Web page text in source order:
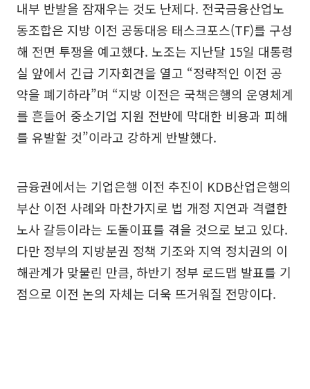
내부 반발을 잠재우는 것도 난제다. 전국금융산업노
동조합은 지방 이전 공동대응 태스크포스(TF)를 구성
해 전면 투쟁을 예고했다. 노조는 지난달 15일 대통령
실 앞에서 긴급 기자회견을 열고 “정략적인 이전 공
약을 폐기하라”며 “지방 이전은 국책은행의 운영체계
를 흔들어 중소기업 지원 전반에 막대한 비용과 피해
를 유발할 것”이라고 강하게 반발했다.
금융권에서는 기업은행 이전 추진이 KDB산업은행의
부산 이전 사례와 마찬가지로 법 개정 지연과 격렬한
노사 갈등이라는 도돌이표를 겪을 것으로 보고 있다.
다만 정부의 지방분권 정책 기조와 지역 정치권의 이
해관계가 맞물린 만큼, 하반기 정부 로드맵 발표를 기
점으로 이전 논의 자체는 더욱 뜨거워질 전망이다.